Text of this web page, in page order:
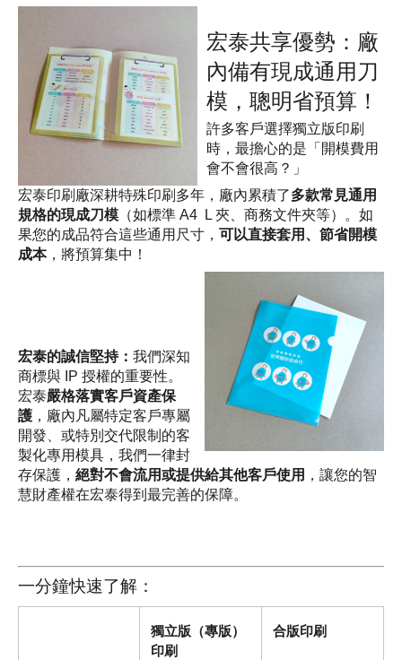
宏泰共享優勢：廠
內備有現成通用刀
模，聰明省預算！
許多客戶選擇獨立版印刷
時，最擔心的是「開模費用
會不會很高？」
宏泰印刷廠深耕特殊印刷多年，廠內累積了多款常見通用
規格的現成刀模 （如標準 A4  L 夾、商務文件夾等）。如
果您的成品符合這些通用尺寸， 可以直接套用、節省開模
成本，將預算集中！
宏泰的誠信堅持： 我們深知
商標與 IP 授權的重要性。
宏泰嚴格落實客戶資產保
護 ，廠內凡屬特定客戶專屬
開發、或特別交代限制的客
製化專用模具，我們一律封
存保護， 絕對不會流用或提供給其他客戶使用 ，讓您的智
慧財產權在宏泰得到最完善的保障。
一分鐘快速了解：
獨立版（專版）
印刷
合版印刷